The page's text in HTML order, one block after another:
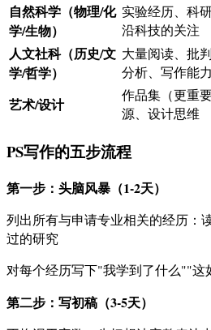
自然科学（物理/化
学/生物）
实验经历、科
沿科技的关注
人文社科（历史/文
学/哲学）
大量阅读、批
分析、写作能力
艺术/设计
作品集（更重
源、设计思维
PS写作的五步流程
第一步：头脑风暴（1-2天）
列出所有与申请专业相关的经历：
过的研究
对每个经历写下"我学到了什么""这
第二步：写初稿（3-5天）